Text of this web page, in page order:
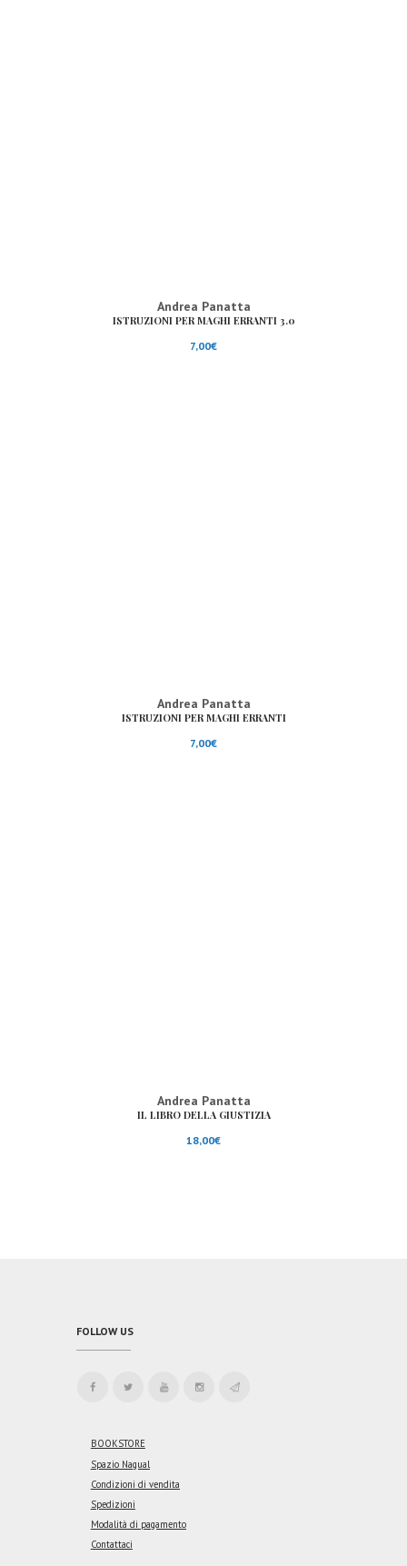
Andrea Panatta
ISTRUZIONI PER MAGHI ERRANTI 3.0
7,00€
Andrea Panatta
ISTRUZIONI PER MAGHI ERRANTI
7,00€
Andrea Panatta
IL LIBRO DELLA GIUSTIZIA
18,00€
FOLLOW US
BOOKSTORE
Spazio Nagual
Condizioni di vendita
Spedizioni
Modalità di pagamento
Contattaci